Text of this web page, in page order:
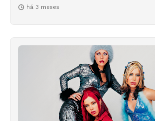
há 3 meses